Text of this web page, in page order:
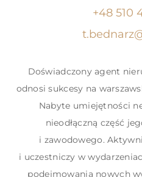
+48 510
Doświadczony agent
odnosi sukcesy na
Nabyte umiejętności
nieodłączną część
i zawodowego.
i uczestniczy w
podejmowania nowych